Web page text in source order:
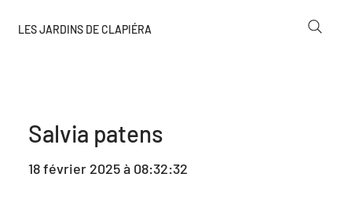
LES JARDINS DE CLAPIÉRA
Salvia patens
18 février 2025 à 08:32:32